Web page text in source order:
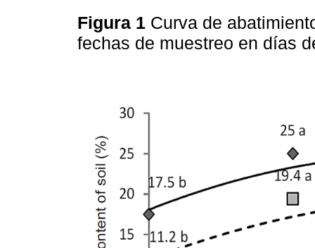
Figura 1 Curva de
fechas de muestreo en días